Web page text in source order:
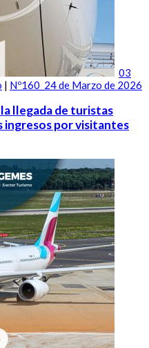
03
| Nº160_24 de Marzo de 2026
llegada de turistas
ingresos por visitantes